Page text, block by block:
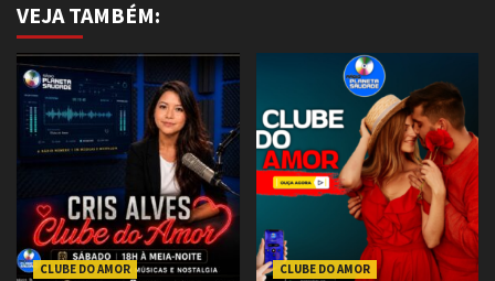
VEJA TAMBÉM:
CLUBE DO AMOR CLUBE DO AMOR